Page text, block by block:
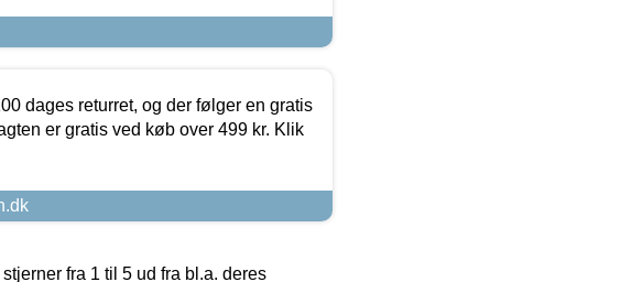
dages returret, og der følger en gratis
er gratis ved køb over 499 kr. Klik
fra 1 til 5 ud fra bl.a. deres